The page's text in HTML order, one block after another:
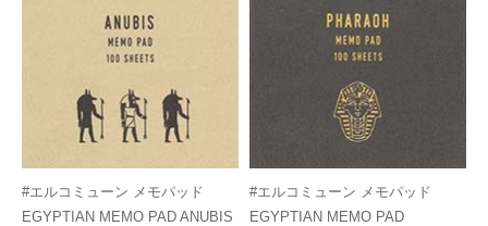
#エルコミューン メモパッド
EGYPTIAN MEMO PAD ANUBIS
#エルコミューン メモパッド
EGYPTIAN MEMO PAD